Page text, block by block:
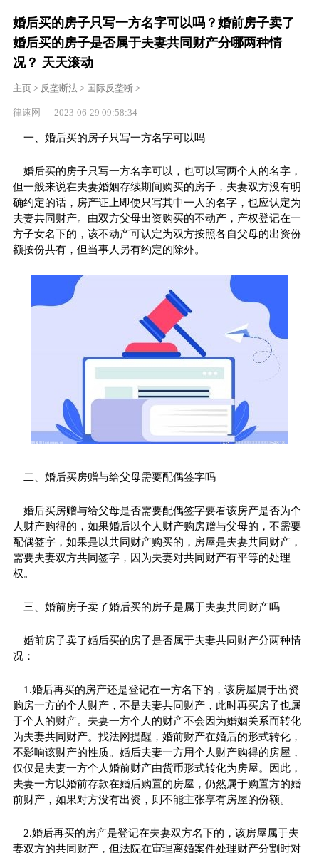
婚后买的房子只写一方名字可以吗？婚前房子卖了
婚后买的房子是否属于夫妻共同财产分哪两种情
况？ 天天滚动
主页> 反垄断法> 国际反垄断>
律速网 2023-06-29 09:58:34
一、婚后买的房子只写一方名字可以吗
婚后买的房子只写一方名字可以，也可以写两个人的名字，
但一般来说在夫妻婚姻存续期间购买的房子，夫妻双方没有明
确约定的话，房产证上即使只写其中一人的名字，也应认定为
夫妻共同财产。由双方父母出资购买的不动产，产权登记在一
方子女名下的，该不动产可认定为双方按照各自父母的出资份
额按份共有，但当事人另有约定的除外。
二、婚后买房赠与给父母需要配偶签字吗
婚后买房赠与给父母是否需要配偶签字要看该房产是否为个
人财产购得的，如果婚后以个人财产购房赠与父母的，不需要
配偶签字，如果是以共同财产购买的，房屋是夫妻共同财产，
需要夫妻双方共同签字，因为夫妻对共同财产有平等的处理
权。
三、婚前房子卖了婚后买的房子是属于夫妻共同财产吗
婚前房子卖了婚后买的房子是否属于夫妻共同财产分两种情
况：
1.婚后再买的房产还是登记在一方名下的，该房屋属于出资
购房一方的个人财产，不是夫妻共同财产，此时再买房子也属
于个人的财产。夫妻一方个人的财产不会因为婚姻关系而转化
为夫妻共同财产。找法网提醒，婚前财产在婚后的形式转化，
不影响该财产的性质。婚后夫妻一方用个人财产购得的房屋，
仅仅是夫妻一方个人婚前财产由货币形式转化为房屋。因此，
夫妻一方以婚前存款在婚后购置的房屋，仍然属于购置方的婚
前财产，如果对方没有出资，则不能主张享有房屋的份额。
2.婚后再买的房产是登记在夫妻双方名下的，该房屋属于夫
妻双方的共同财产，但法院在审理离婚案件处理财产分割时对